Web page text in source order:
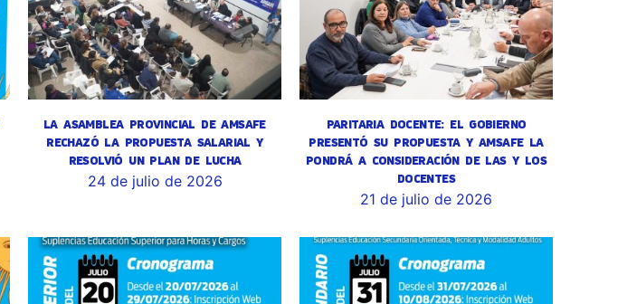
LA ASAMBLEA PROVINCIAL DE AMSAFE
RECHAZÓ LA PROPUESTA SALARIAL Y
RESOLVIÓ UN PLAN DE LUCHA
24 de julio de 2026
PARITARIA DOCENTE: EL GOBIERNO
PRESENTÓ SU PROPUESTA Y AMSAFE LA
PONDRÁ A CONSIDERACIÓN DE LAS Y LOS
DOCENTES
21 de julio de 2026